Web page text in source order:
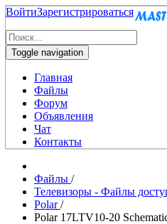
ВойтиЗарегистрироваться
Toggle navigation
Главная
Файлы
Форум
Объявления
Чат
Контакты
Файлы /
Телевизоры - Файлы
Polar/
Polar 17LTV10-20